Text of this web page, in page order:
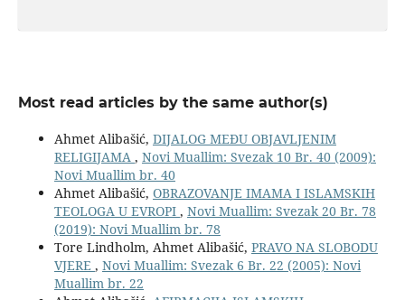
Most read articles by the same author(s)
Ahmet Alibašić, DIJALOG MEĐU OBJAVLJENIM
RELIGIJAMA , Novi Muallim: Svezak 10 Br. 40 (2009):
Novi Muallim br. 40
Ahmet Alibašić, OBRAZOVANJE IMAMA I ISLAMSKIH
TEOLOGA U EVROPI , Novi Muallim: Svezak 20 Br. 78
(2019): Novi Muallim br. 78
Tore Lindholm, Ahmet Alibašić, PRAVO NA SLOBODU
VJERE , Novi Muallim: Svezak 6 Br. 22 (2005): Novi
Muallim br. 22